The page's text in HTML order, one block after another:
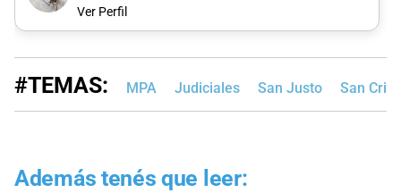
Ver Perfil
#TEMAS: MPA Judiciales San Justo San
Además tenés que leer: